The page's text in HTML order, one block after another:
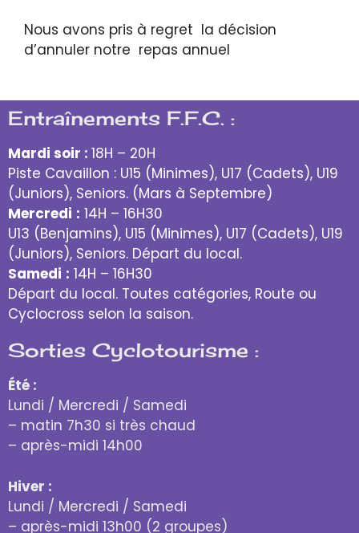
Nous avons pris à regret la décision
d’annuler notre repas annuel
Entraînements F.F.C. :
Mardi soir : 18H – 20H
Piste Cavaillon : U15 (Minimes), U17 (Cadets), U19
(Juniors), Seniors. (Mars à Septembre)
Mercredi : 14H – 16H30
U13 (Benjamins), U15 (Minimes), U17 (Cadets), U19
(Juniors), Seniors. Départ du local.
Samedi : 14H – 16H30
Départ du local. Toutes catégories, Route ou
Cyclocross selon la saison.
Sorties Cyclotourisme :
Été :
Lundi / Mercredi / Samedi
– matin 7h30 si très chaud
– après-midi 14h00
Hiver :
Lundi / Mercredi / Samedi
– après-midi 13h00 (2 groupes)